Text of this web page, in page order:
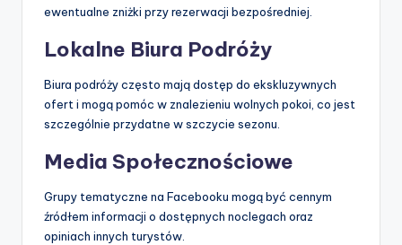
ewentualne zniżki przy rezerwacji bezpośredniej.
Lokalne Biura Podróży
Biura podróży często mają dostęp do ekskluzywnych
ofert i mogą pomóc w znalezieniu wolnych pokoi, co jest
szczególnie przydatne w szczycie sezonu.
Media Społecznościowe
Grupy tematyczne na Facebooku mogą być cennym
źródłem informacji o dostępnych noclegach oraz
opiniach innych turystów.